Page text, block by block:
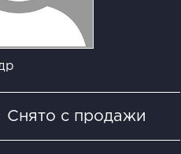
Снято с продажи